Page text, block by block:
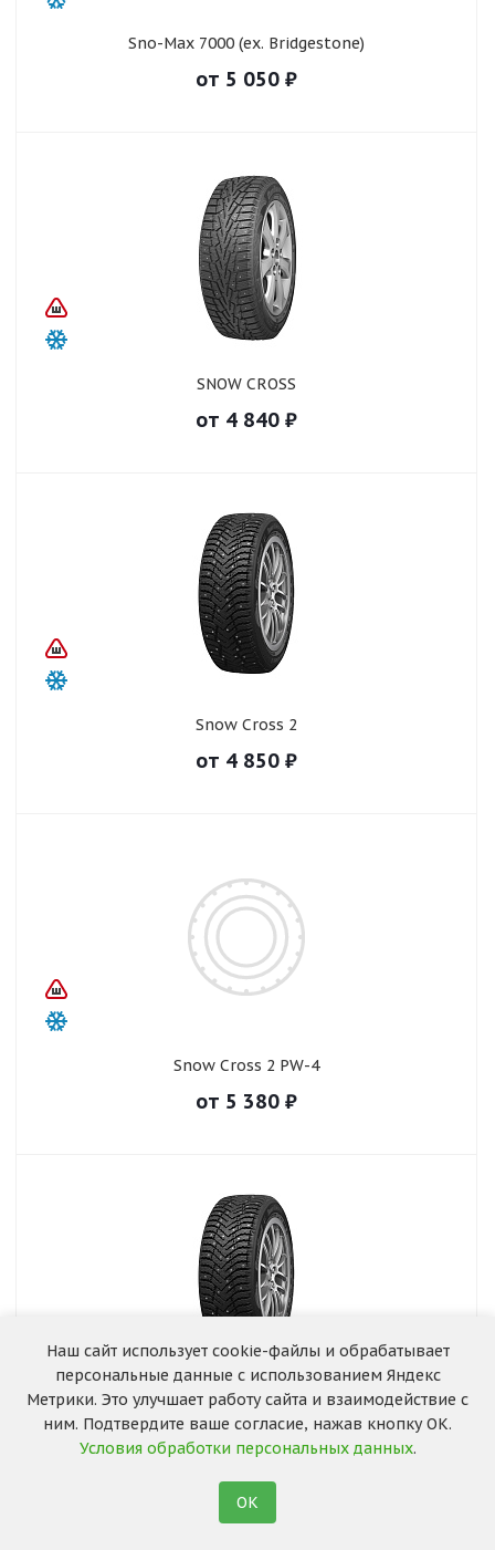
Sno-Max 7000 (ex. Bridgestone)
от 5 050 ₽
SNOW CROSS
от 4 840 ₽
Snow Cross 2
от 4 850 ₽
Snow Cross 2 PW-4
от 5 380 ₽
Snow Cross 2 SUV
от7 540₽
Наш сайт использует cookie-файлы и обрабатывает
персональные данные с использованием Яндекс
Метрики. Это улучшает работу сайта и взаимодействие с
ним. Подтвердите ваше согласие, нажав кнопку ОК.
Условия обработки персональных данных.
ОК